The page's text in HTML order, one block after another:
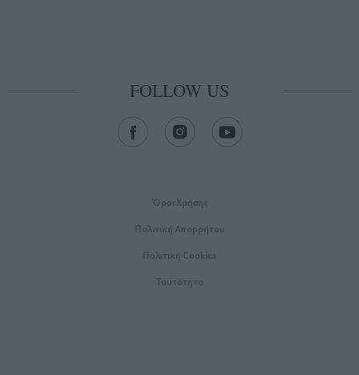
FOLLOW US
Όροι Xρήσης
Πολιτική Απορρήτου
Πολιτική Cookies
Ταυτότητα